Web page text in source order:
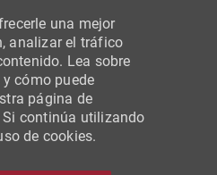
una mejor
analizar el tráfico
Lea sobre
cómo puede
página de
continúa utilizando
de cookies.